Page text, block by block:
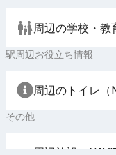
周辺の学校・教
駅周辺お役立ち情報
周辺のトイレ（
その他
周辺施設（